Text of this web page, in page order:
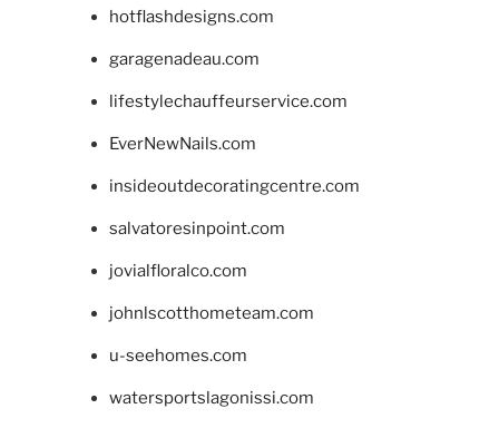
hotflashdesigns.com
garagenadeau.com
lifestylechauffeurservice.com
EverNewNails.com
insideoutdecoratingcentre.com
salvatoresinpoint.com
jovialfloralco.com
johnlscotthometeam.com
u-seehomes.com
watersportslagonissi.com